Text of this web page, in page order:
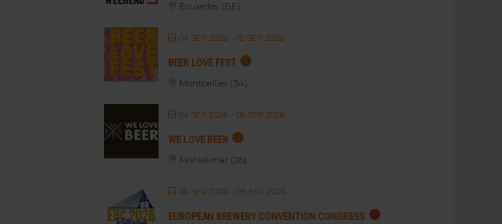
Bruxelles (BE)
04 SEP 2026 - 12 SEP 2026
BEER LOVE FEST
Montpellier (34)
04 SEP 2026 - 05 SEP 2026
WE LOVE BEER
Montélimar (26)
06 SEP 2026 - 09 SEP 2026
EUROPEAN BREWERY CONVENTION CONGRESS